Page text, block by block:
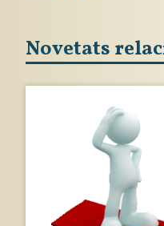
Novetats